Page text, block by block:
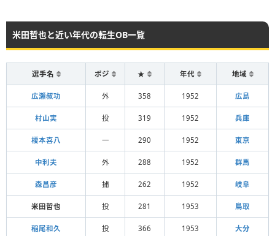
米田哲也と近い年代の転生OB一覧
選手名 ポジ ★ 年代 地域
広瀬叔功 外 358 1952 広島
村山実 投 319 1952 兵庫
榎本喜八 一 290 1952 東京
中利夫 外 288 1952 群馬
森昌彦 捕 262 1952 岐阜
米田哲也 投 281 1953 鳥取
稲尾和久 投 366 1953 大分